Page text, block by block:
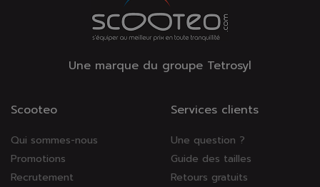
Une marque du groupe Tetrosyl
Scooteo
Qui sommes-nous
Promotions
Recrutement
Services clients
Une question ?
Guide des tailles
Retours gratuits